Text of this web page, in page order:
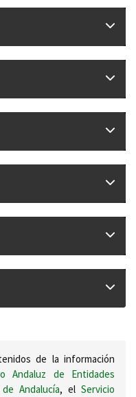
de la información
Andaluz de Entidades
Andalucía, el Servicio